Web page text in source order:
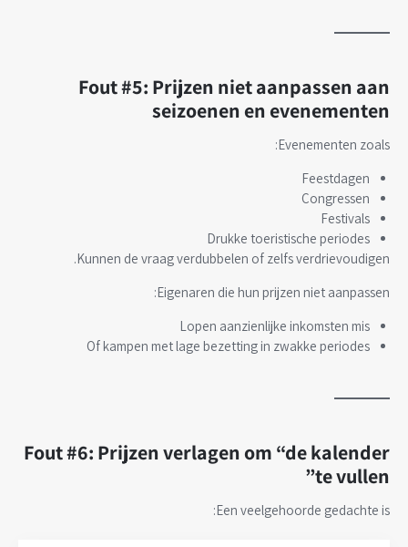
Fout #5: Prijzen niet aanpassen aan
seizoenen en evenementen
Evenementen zoals:
Feestdagen
Congressen
Festivals
Drukke toeristische periodes
Kunnen de vraag verdubbelen of zelfs verdrievoudigen.
Eigenaren die hun prijzen niet aanpassen:
Lopen aanzienlijke inkomsten mis
Of kampen met lage bezetting in zwakke periodes
Fout #6: Prijzen verlagen om “de kalender
te vullen”
Een veelgehoorde gedachte is: